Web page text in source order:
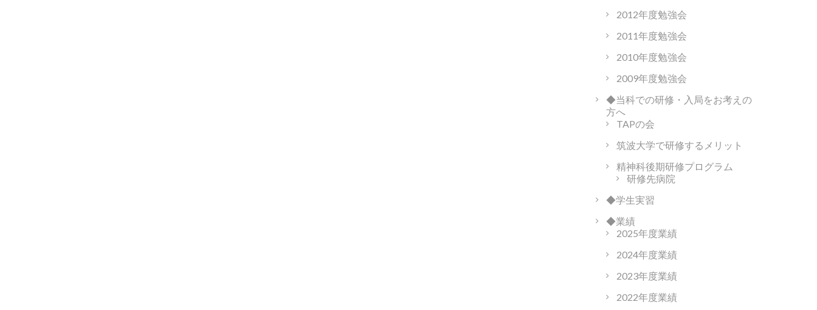
2012年度勉強会
2011年度勉強会
2010年度勉強会
2009年度勉強会
◆当科での研修・入局をお考えの
方へ
TAPの会
筑波大学で研修するメリット
精神科後期研修プログラム
研修先病院
◆学生実習
◆業績
2025年度業績
2024年度業績
2023年度業績
2022年度業績